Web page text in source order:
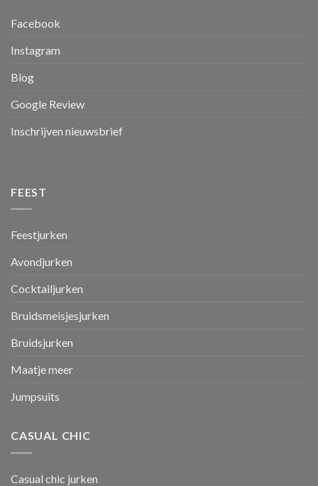
Facebook
Instagram
Blog
Google Review
Inschrijven nieuwsbrief
FEEST
Feestjurken
Avondjurken
Cocktailjurken
Bruidsmeisjesjurken
Bruidsjurken
Maatje meer
Jumpsuits
CASUAL CHIC
Casual chic jurken